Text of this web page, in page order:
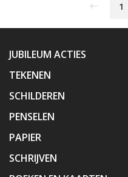
1
JUBILEUM ACTIES
TEKENEN
SCHILDEREN
PENSELEN
PAPIER
SCHRIJVEN